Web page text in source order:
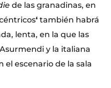
de las granadinas, en
‘ también habrá
lenta, en la que las
y la italiana
el escenario de la sala